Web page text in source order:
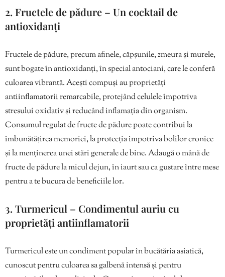
2. Fructele de pădure – Un cocktail de
antioxidanți
Fructele de pădure, precum afinele, căpșunile, zmeura și murele,
sunt bogate în antioxidanți, în special antociani, care le conferă
culoarea vibrantă. Acești compuși au proprietăți
antiinflamatorii remarcabile, protejând celulele împotriva
stresului oxidativ și reducând inflamația din organism.
Consumul regulat de fructe de pădure poate contribui la
îmbunătățirea memoriei, la protecția împotriva bolilor cronice
și la menținerea unei stări generale de bine. Adaugă o mână de
fructe de pădure la micul dejun, în iaurt sau ca gustare între mese
pentru a te bucura de beneficiile lor.
3. Turmericul – Condimentul auriu cu
proprietăți antiinflamatorii
Turmericul este un condiment popular în bucătăria asiatică,
cunoscut pentru culoarea sa galbenă intensă și pentru